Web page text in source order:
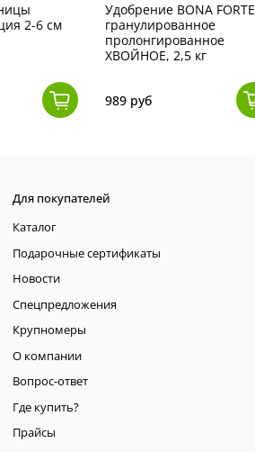
2-6 см
Удобрение BONA FORTE
гранулированное
пролонгированное
ХВОЙНОЕ, 2,5 кг
989 руб
Для покупателей
Каталог
Подарочные сертификаты
Новости
Спецпредложения
Крупномеры
О компании
Вопрос-ответ
Где купить?
Прайсы